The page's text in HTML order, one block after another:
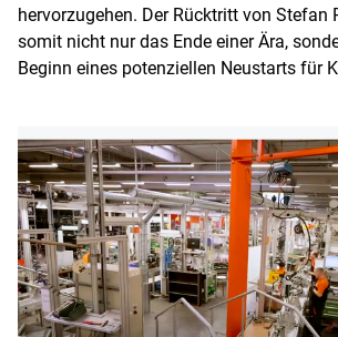
hervorzugehen. Der Rücktritt von Stefan
somit nicht nur das Ende einer Ära,
Beginn eines potenziellen Neustarts für